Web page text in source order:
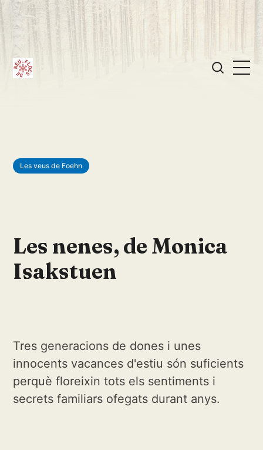
Les veus de Foehn
Les nenes, de Monica
Isakstuen
Tres generacions de dones i unes
innocents vacances d'estiu són suficients
perquè floreixin tots els sentiments i
secrets familiars ofegats durant anys.